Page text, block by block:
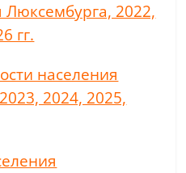
Люксембурга, 2022,
гг.
населения
2024, 2025,